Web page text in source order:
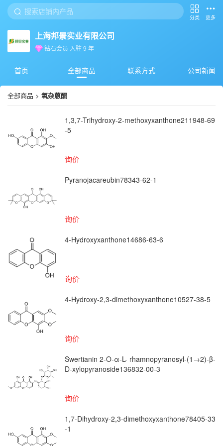
分类 更多
上海邦景实业有限公司
钻石会员 入驻9 年
首页 全部商品 联系方式 公司新闻
全部商品 > 氧杂蒽酮
1,3,7-Trihydroxy-2-methoxyxanthone211948-69
-5
询价
Pyranojacareubin78343-62-1
询价
4-Hydroxyxanthone14686-63-6
询价
4-Hydroxy-2,3-dimethoxyxanthone10527-38-5
询价
Swertianin 2-O-α-L- rhamnopyranosyl-(1→2)-β-
D-xylopyranoside136832-00-3
询价
1,7-Dihydroxy-2,3-dimethoxyxanthone78405-33
-1